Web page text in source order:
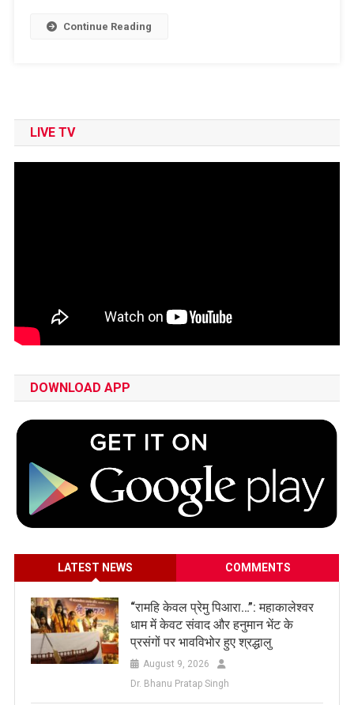
Continue Reading
LIVE TV
DOWNLOAD APP
LATEST NEWS COMMENTS
​“रामहि केवल प्रेमु पिआरा…”: महाकालेश्वर
धाम में केवट संवाद और हनुमान भेंट के
प्रसंगों पर भावविभोर हुए श्रद्धालु
August 9, 2026
Dr. Bhanu Pratap Singh